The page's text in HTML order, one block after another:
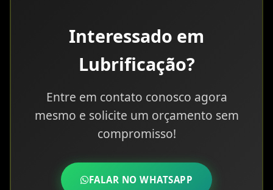
Interessado em
Lubrificação?
Entre em contato conosco agora
mesmo e solicite um orçamento sem
compromisso!
FALAR NO WHATSAPP